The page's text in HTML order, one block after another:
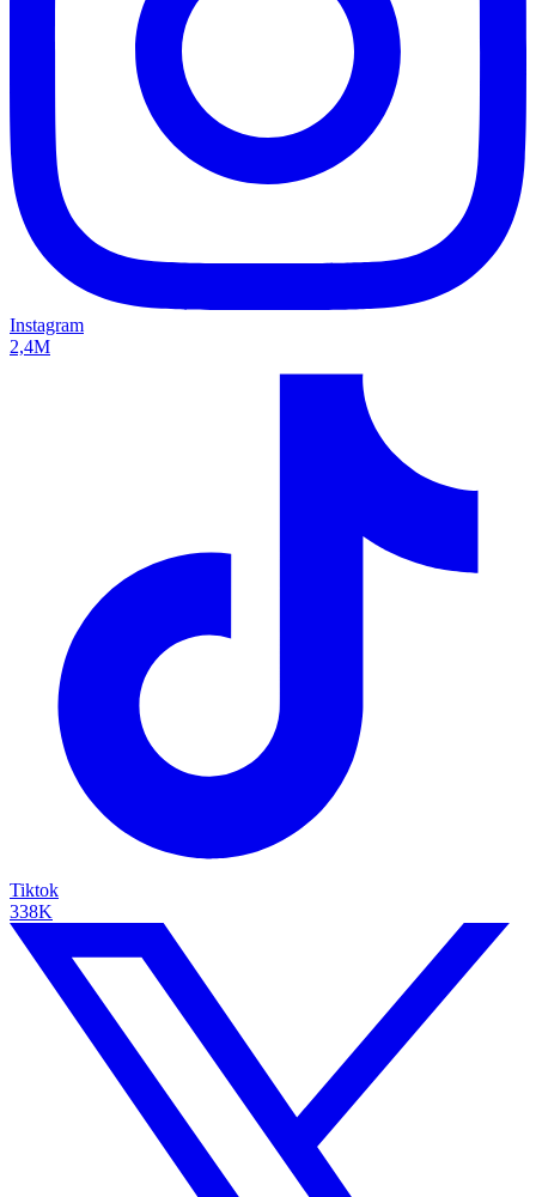
Instagram
2,4M
Tiktok
338K